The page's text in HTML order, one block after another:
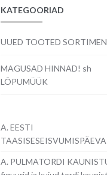
KATEGOORIAD
UUED TOOTED
MAGUSAD HINNAD! sh
LÕPUMÜÜK
A. EESTI
A. PULMATORDI